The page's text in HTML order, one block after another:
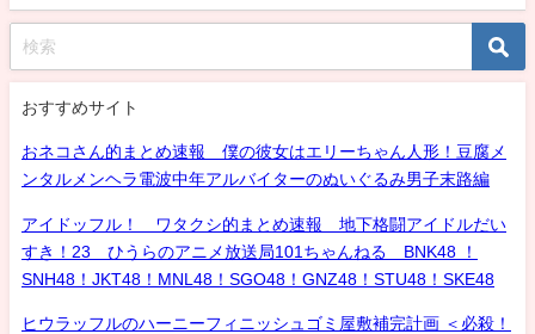
おすすめサイト
おネコさん的まとめ速報 僕の彼女はエリーちゃん人形！豆腐メ
ンタルメンヘラ電波中年アルバイターのぬいぐるみ男子末路編
アイドッフル！ ワタクシ的まとめ速報 地下格闘アイドルだい
すき！23 ひうらのアニメ放送局101ちゃんねる BNK48 ！
SNH48！JKT48！MNL48！SGO48！GNZ48！STU48！SKE48
ヒウラッフルのハーニーフィニッシュゴミ屋敷補完計画 ＜必殺！